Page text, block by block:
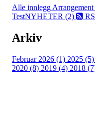
Alle innlegg
TestNYHETER (2)
Arkiv
Februar 2026 (1) 2025 (5)
2020 (8) 2019 (4) 2018